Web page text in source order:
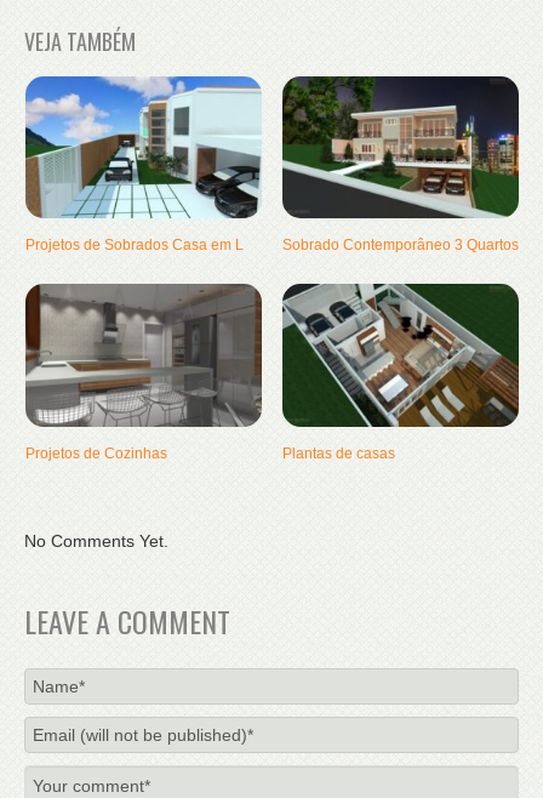
VEJA TAMBÉM
Projetos de Sobrados Casa em L Sobrado Contemporâneo 3 Quartos
Projetos de Cozinhas Plantas de casas
No Comments Yet.
LEAVE A COMMENT